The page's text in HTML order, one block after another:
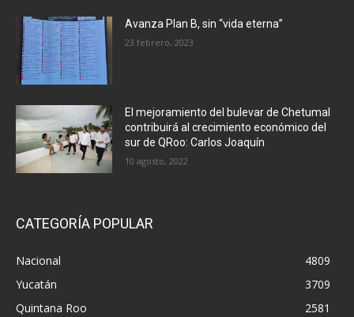
Avanza Plan B, sin “vida eterna”
23 febrero, 2023
El mejoramiento del bulevar de Chetumal
contribuirá al crecimiento económico del
sur de QRoo: Carlos Joaquín
10 agosto, 2022
CATEGORÍA POPULAR
Nacional
4809
Yucatán
3709
Quintana Roo
2581